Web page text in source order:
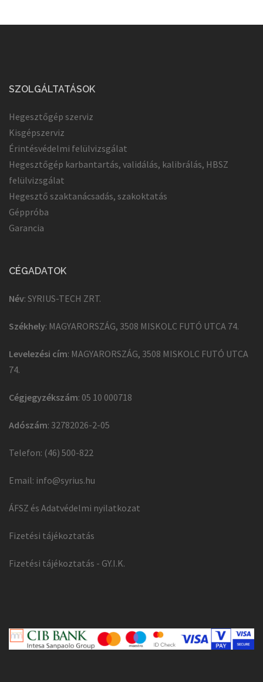
SZOLGÁLTATÁSOK
Hegesztőgép szerviz
Kisgépszerviz
Érintésvédelmi felülvizsgálat
Hegesztőgép karbantartás, validálás, kalibrálás, HBSZ
felülvizsgálat
Hegesztő szaktanácsadás, szakoktatás
Géppróba
Garancia
CÉGADATOK
Név: SYRIUS-TECH ZRT.
Székhely: MAGYARORSZÁG, 3508 MISKOLC FUTÓ UTCA 74.
Levelezési cím: MAGYARORSZÁG, 3508 MISKOLC FUTÓ UTCA
74.
Cégjegyzékszám: 05 10 000718
Adószám: 32782026-2-05
Telefon: (46) 500-822
Email: info@syrius.hu
ÁFSZ és Adatvédelmi nyilatkozat
Fizetési tájékoztatás
Fizetési tájékoztatás - GY.I.K.